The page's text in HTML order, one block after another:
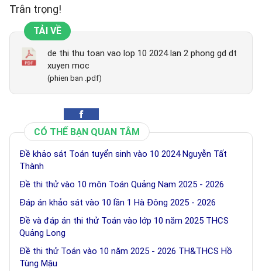
Trân trọng!
TẢI VỀ
de thi thu toan vao lop 10 2024 lan 2 phong gd dt
xuyen moc
(phien ban .pdf)
CÓ THỂ BẠN QUAN TÂM
Đề khảo sát Toán tuyển sinh vào 10 2024 Nguyễn Tất
Thành
Đề thi thử vào 10 môn Toán Quảng Nam 2025 - 2026
Đáp án khảo sát vào 10 lần 1 Hà Đông 2025 - 2026
Đề và đáp án thi thử Toán vào lớp 10 năm 2025 THCS
Quảng Long
Đề thi thử Toán vào 10 năm 2025 - 2026 TH&THCS Hồ
Tùng Mậu